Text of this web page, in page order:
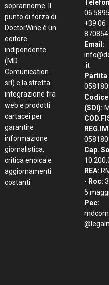
soprannome. Il
punto di forza di
DoctorWine è un
editore
indipendente
(MD
Comunication
srl) e la stretta
integrazione fra
web e prodotti
cartacei per
garantire
informazione
giornalistica,
critica enoica e
aggiornamenti
costanti.
06
+39 06
Email:
.it
Partita
(SDI):
Cap.
REA:
- Roc:
5
Pec: